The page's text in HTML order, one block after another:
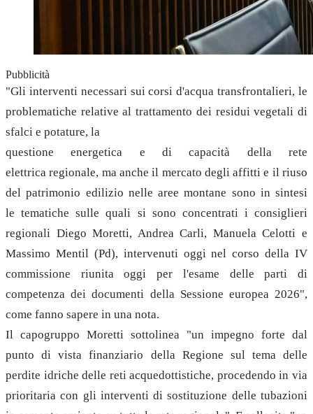
Pubblicità
"Gli interventi necessari sui corsi d'acqua transfrontalieri, le
problematiche relative al trattamento dei residui vegetali di
sfalci e potature, la
questione energetica e di capacità della rete
elettrica regionale, ma anche il mercato degli affitti e il riuso
del patrimonio edilizio nelle aree montane sono in sintesi
le tematiche sulle quali si sono concentrati i consiglieri
regionali Diego Moretti, Andrea Carli, Manuela Celotti e
Massimo Mentil (Pd), intervenuti oggi nel corso della IV
commissione riunita oggi per l'esame delle parti di
competenza dei documenti della Sessione europea 2026",
come fanno sapere in una nota.
Il capogruppo Moretti sottolinea "un impegno forte dal
punto di vista finanziario della Regione sul tema delle
perdite idriche delle reti acquedottistiche, procedendo in via
prioritaria con gli interventi di sostituzione delle tubazioni